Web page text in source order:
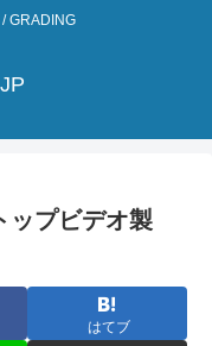
GRADING
ップビデオ製
はてブ